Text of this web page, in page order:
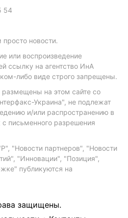
54
новости.
или воспроизведение
ссылку на агентство ИнА
либо виде строго запрещены.
на этом сайте со
Украина", не подлежат
и/или распространению в
письменного разрешения
"Новости партнеров", "Новости
"Инновации", "Позиция",
публикуются на
защищены.